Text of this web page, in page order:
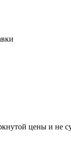
цены и не